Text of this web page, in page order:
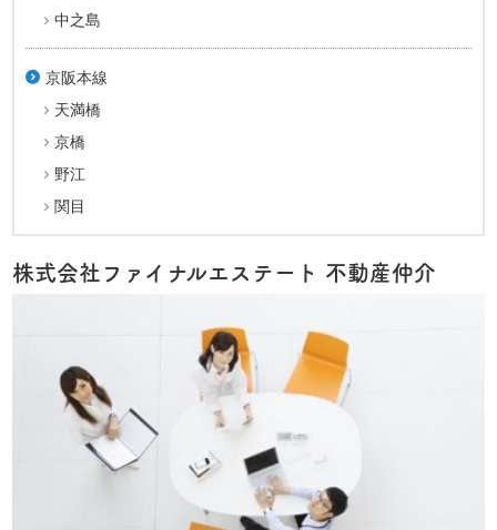
中之島
京阪本線
天満橋
京橋
野江
関目
株式会社ファイナルエステート 不動産仲介